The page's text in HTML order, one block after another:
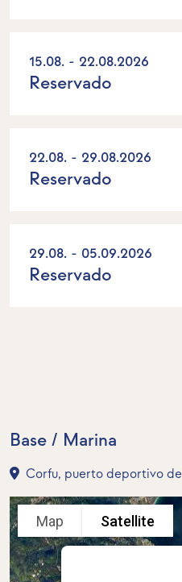
15.08. - 22.08.2026
Reservado
22.08. - 29.08.2026
Reservado
29.08. - 05.09.2026
Reservado
Base / Marina
Corfu, puerto deportivo
Map Satellite